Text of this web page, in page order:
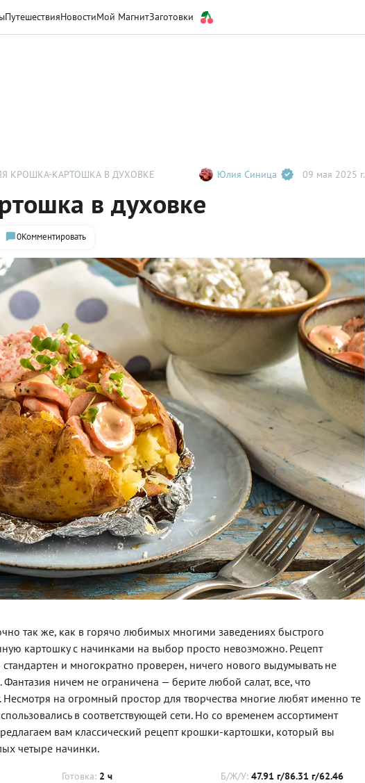
ПутешествияНовостиМой МагнитЗаготовки
КРОШКА-КАРТОШКА В ДУХОВКЕ Юлия Синица 09 мая 2025 г.
в духовке
0Комментировать
так же, как в горячо любимых многими заведениях быстрого
картошку с начинками на выбор просто невозможно. Рецепт
и многократно проверен, ничего нового выдумывать не
ничем не ограничена — берите любой салат, все, что
на огромный простор для творчества многие любят именно те
в соответствующей сети. Но со временем ассортимент
вам классический рецепт крошки-картошки, который вы
четыре начинки.
Готовка: 2 ч Б/Ж/У: 47.91 г/86.31 г/62.46